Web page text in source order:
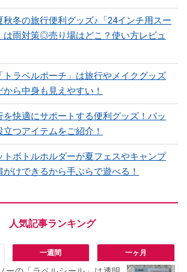
秋冬の旅行便利グッズ♪「24インチ用スー
は雨対策◎売り場はどこ？使い方レビュ
トラベルポーチ」は旅行やメイクグッズ
ら中身も見えやすい！
を快適にサポートする便利グッズ！パッ
つアイテムをご紹介！
トボトルホルダーが夏フェスやキャンプ
けできるから手ぶらで遊べる！
一週間 一ヶ月